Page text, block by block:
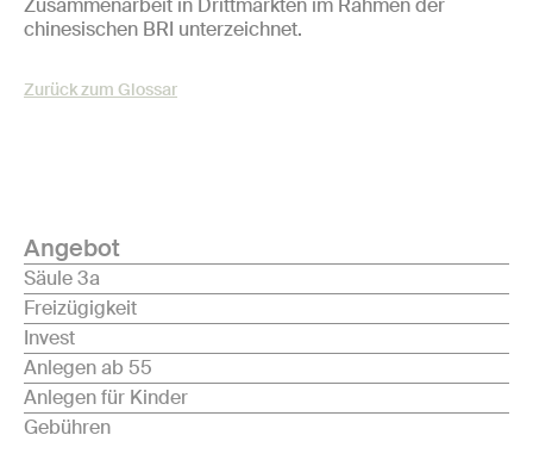
Zusammenarbeit in Drittmärkten im Rahmen der
chinesischen BRI unterzeichnet.
Zurück zum Glossar
Angebot
Säule 3a
Freizügigkeit
Invest
Anlegen ab 55
Anlegen für Kinder
Gebühren